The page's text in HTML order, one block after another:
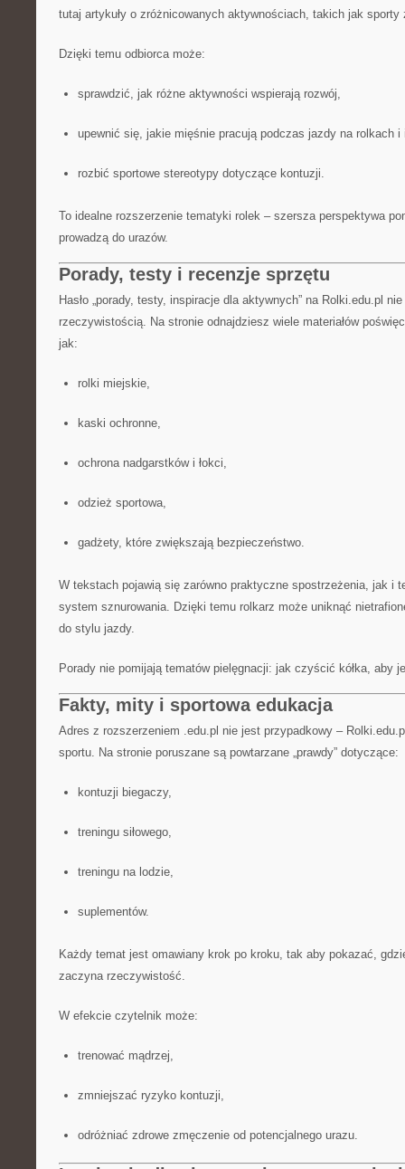
tutaj artykuły o zróżnicowanych aktywnościach, takich jak sporty
Dzięki temu odbiorca może:
sprawdzić, jak różne aktywności wspierają rozwój,
upewnić się, jakie mięśnie pracują podczas jazdy na rolkach i
rozbić sportowe stereotypy dotyczące kontuzji.
To idealne rozszerzenie tematyki rolek – szersza perspektywa
prowadzą do urazów.
Porady, testy i recenzje sprzętu
Hasło „porady, testy, inspiracje dla aktywnych” na Rolki.edu.pl
rzeczywistością. Na stronie odnajdziesz wiele materiałów
jak:
rolki miejskie,
kaski ochronne,
ochrona nadgarstków i łokci,
odzież sportowa,
gadżety, które zwiększają bezpieczeństwo.
W tekstach pojawią się zarówno praktyczne spostrzeżenia, jak i
system sznurowania. Dzięki temu rolkarz może uniknąć
do stylu jazdy.
Porady nie pomijają tematów pielęgnacji: jak czyścić kółka, aby
Fakty, mity i sportowa edukacja
Adres z rozszerzeniem .edu.pl nie jest przypadkowy –
sportu. Na stronie poruszane są powtarzane „prawdy” dotyczące:
kontuzji biegaczy,
treningu siłowego,
treningu na lodzie,
suplementów.
Każdy temat jest omawiany krok po kroku, tak aby pokazać,
zaczyna rzeczywistość.
W efekcie czytelnik może:
trenować mądrzej,
zmniejszać ryzyko kontuzji,
odróżniać zdrowe zmęczenie od potencjalnego urazu.